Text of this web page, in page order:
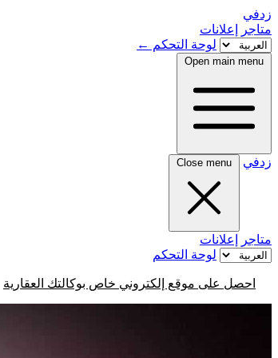
زدفي
متاجر
إعلانات
لوحة التحكم ←
Open main menu
زدفي Close menu
متاجر
إعلانات
لوحة التحكم
احصل على موقع إلكتروني خاص بوكالتك العقارية